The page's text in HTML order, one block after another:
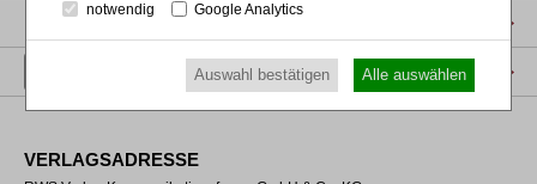
PRODUKTSICHERHEIT (GPSR)
VERTRAG WIDERRUFEN
VERLAGSADRESSE
notwendig Google Analytics
Auswahl bestätigen Alle auswählen